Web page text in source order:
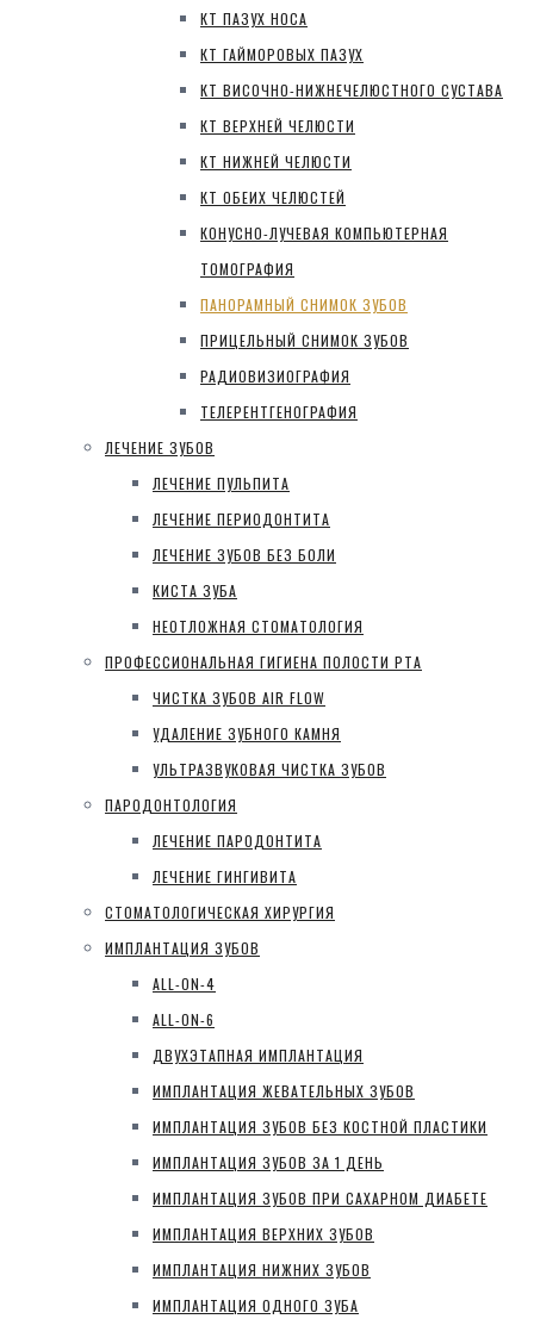
КТ ПАЗУХ НОСА
КТ ГАЙМОРОВЫХ ПАЗУХ
КТ ВИСОЧНО-НИЖНЕЧЕЛЮСТНОГО СУСТАВА
КТ ВЕРХНЕЙ ЧЕЛЮСТИ
КТ НИЖНЕЙ ЧЕЛЮСТИ
КТ ОБЕИХ ЧЕЛЮСТЕЙ
КОНУСНО-ЛУЧЕВАЯ КОМПЬЮТЕРНАЯ
ТОМОГРАФИЯ
ПАНОРАМНЫЙ СНИМОК ЗУБОВ
ПРИЦЕЛЬНЫЙ СНИМОК ЗУБОВ
РАДИОВИЗИОГРАФИЯ
ТЕЛЕРЕНТГЕНОГРАФИЯ
ЛЕЧЕНИЕ ЗУБОВ
ЛЕЧЕНИЕ ПУЛЬПИТА
ЛЕЧЕНИЕ ПЕРИОДОНТИТА
ЛЕЧЕНИЕ ЗУБОВ БЕЗ БОЛИ
КИСТА ЗУБА
НЕОТЛОЖНАЯ СТОМАТОЛОГИЯ
ПРОФЕССИОНАЛЬНАЯ ГИГИЕНА ПОЛОСТИ РТА
ЧИСТКА ЗУБОВ AIR FLOW
УДАЛЕНИЕ ЗУБНОГО КАМНЯ
УЛЬТРАЗВУКОВАЯ ЧИСТКА ЗУБОВ
ПАРОДОНТОЛОГИЯ
ЛЕЧЕНИЕ ПАРОДОНТИТА
ЛЕЧЕНИЕ ГИНГИВИТА
СТОМАТОЛОГИЧЕСКАЯ ХИРУРГИЯ
ИМПЛАНТАЦИЯ ЗУБОВ
ALL-ON-4
ALL-ON-6
ДВУХЭТАПНАЯ ИМПЛАНТАЦИЯ
ИМПЛАНТАЦИЯ ЖЕВАТЕЛЬНЫХ ЗУБОВ
ИМПЛАНТАЦИЯ ЗУБОВ БЕЗ КОСТНОЙ ПЛАСТИКИ
ИМПЛАНТАЦИЯ ЗУБОВ ЗА 1 ДЕНЬ
ИМПЛАНТАЦИЯ ЗУБОВ ПРИ САХАРНОМ ДИАБЕТЕ
ИМПЛАНТАЦИЯ ВЕРХНИХ ЗУБОВ
ИМПЛАНТАЦИЯ НИЖНИХ ЗУБОВ
ИМПЛАНТАЦИЯ ОДНОГО ЗУБА